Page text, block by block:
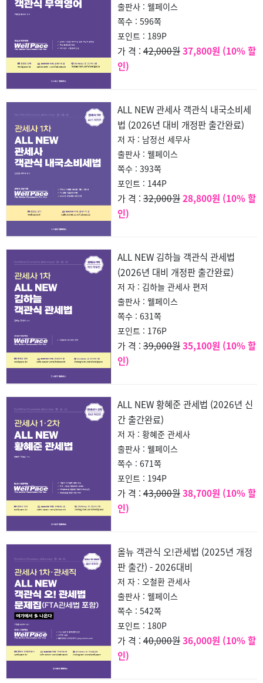
출판사 : 웰페이스
쪽수 : 596쪽
포인트 : 189P
가 격 : 42,000원37,800원 (10% 할
인)
ALL NEW 관세사 객관식 내국소비세
법 (2026년 대비 개정판 출간완료)
저 자 : 남정선 세무사
출판사 : 웰페이스
쪽수 : 393쪽
포인트 : 144P
가 격 : 32,000원28,800원 (10% 할
인)
ALL NEW 김하늘 객관식 관세법
(2026년 대비 개정판 출간완료)
저 자 : 김하늘 관세사 편저
출판사 : 웰페이스
쪽수 : 631쪽
포인트 : 176P
가 격 : 39,000원35,100원 (10% 할
인)
ALL NEW 황혜준 관세법 (2026년 신
간 출간완료)
저 자 : 황혜준 관세사
출판사 : 웰페이스
쪽수 : 671쪽
포인트 : 194P
가 격 : 43,000원38,700원 (10% 할
인)
올뉴 객관식 오!관세법 (2025년 개정
판 출간) - 2026대비
저 자 : 오철환 관세사
출판사 : 웰페이스
쪽수 : 542쪽
포인트 : 180P
가 격 : 40,000원36,000원 (10% 할
인)